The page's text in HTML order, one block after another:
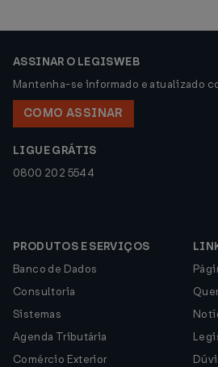
ASSINAR O LEGISWEB
Mantenha-se informado e atualizado
COMO ASSINAR
LIGUE GRÁTIS
0800 202 5544
PRODUTOS E SERVIÇOS
Banco de Dados
Consultoria
Sistemas
Agenda Tributária
Comércio Exterior